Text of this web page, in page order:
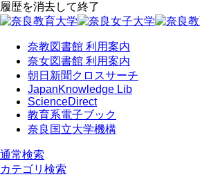
履歴を消去して終了
奈教図書館 利用案内
奈女図書館 利用案内
朝日新聞クロスサーチ
JapanKnowledge Lib
ScienceDirect
教育系電子ブック
奈良国立大学機構
通常検索
カテゴリ検索